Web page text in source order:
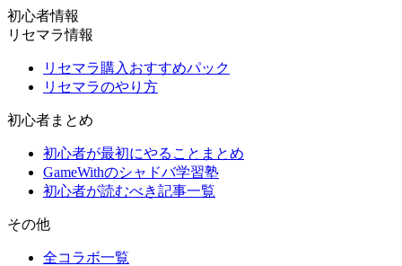
初心者情報
リセマラ情報
リセマラ購入おすすめパック
リセマラのやり方
初心者まとめ
初心者が最初にやることまとめ
GameWithのシャドバ学習塾
初心者が読むべき記事一覧
その他
全コラボ一覧